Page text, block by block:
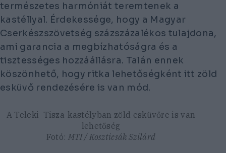
természetes harmóniát teremtenek a
kastéllyal. Érdekessége, hogy a Magyar
Cserkészszövetség százszázalékos tulajdona,
ami garancia a megbízhatóságra és a
tisztességes hozzáállásra. Talán ennek
köszönhető, hogy ritka lehetőségként itt zöld
esküvő rendezésére is van mód.
A Teleki–Tisza-kastélyban zöld esküvőre is van
lehetőség
Fotó: MTI / Koszticsák Szilárd